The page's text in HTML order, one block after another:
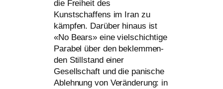
die Freiheit des
Kunstschaffens im Iran zu
kämp­fen. Darüber hin­aus ist
«No Bears» eine viel­schich­ti­ge
Parabel über den beklem­men­
den Stillstand einer
Gesellschaft und die pani­sche
Ablehnung von Veränderung: in